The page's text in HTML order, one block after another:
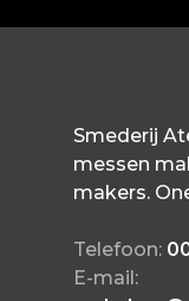
Smederij
messen
makers.
Telefoon:
E-mail: